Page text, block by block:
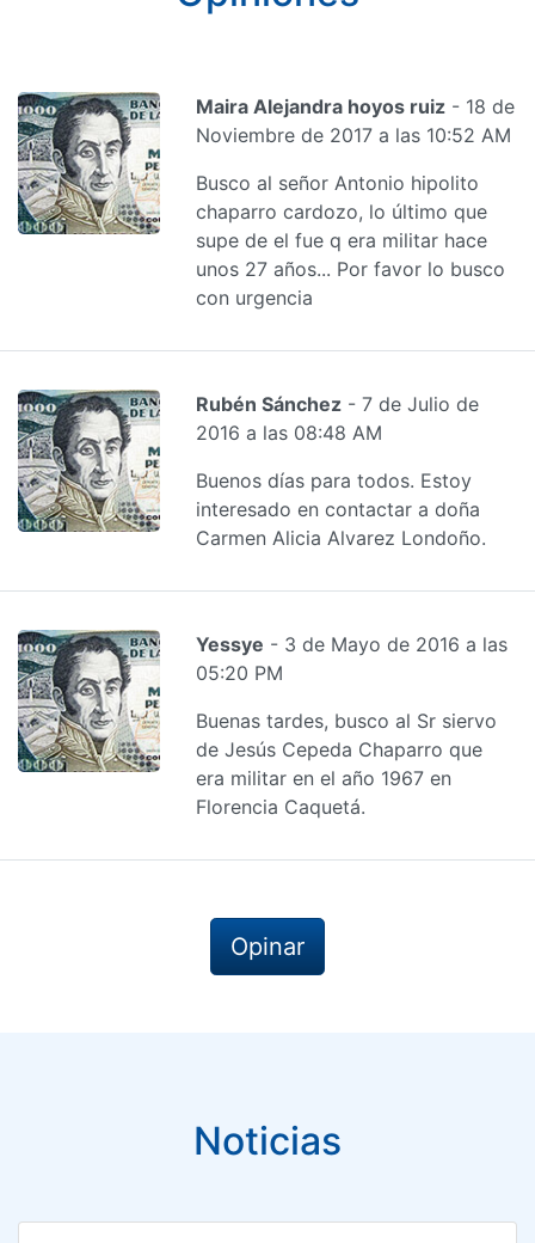
Maira Alejandra hoyos ruiz - 18 de
Noviembre de 2017 a las 10:52 AM
Busco al señor Antonio hipolito
chaparro cardozo, lo último que
supe de el fue q era militar hace
unos 27 años... Por favor lo busco
con urgencia
Rubén Sánchez - 7 de Julio de
2016 a las 08:48 AM
Buenos días para todos. Estoy
interesado en contactar a doña
Carmen Alicia Alvarez Londoño.
Yessye - 3 de Mayo de 2016 a las
05:20 PM
Buenas tardes, busco al Sr siervo
de Jesús Cepeda Chaparro que
era militar en el año 1967 en
Florencia Caquetá.
Opinar
Noticias